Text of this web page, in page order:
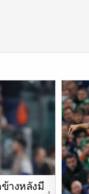
างหลังมี